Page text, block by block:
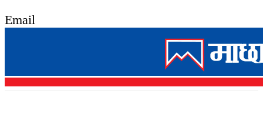
Email